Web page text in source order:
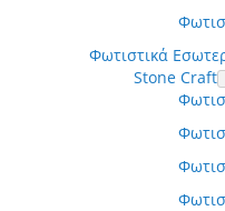
Φωτιστικά
Stone Craft